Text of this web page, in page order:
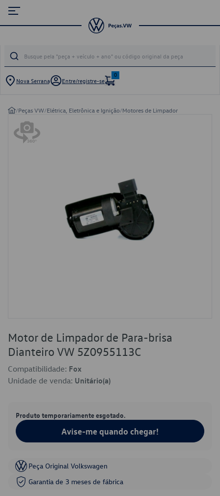
Nova Serrana Entre/registre-se
0
/Peças VW/Elétrica, Eletrônica e Ignição/Motores de Limpador
Motor de Limpador de Para-brisa
Dianteiro VW 5Z0955113C
Compatibilidade: Fox
Unidade de venda: Unitário(a)
Produto temporariamente esgotado.
Avise-me quando chegar!
Peça Original Volkswagen
Garantia de 3 meses de fábrica